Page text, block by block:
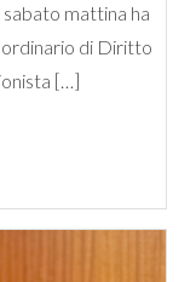
mattina ha
di Diritto
[…]